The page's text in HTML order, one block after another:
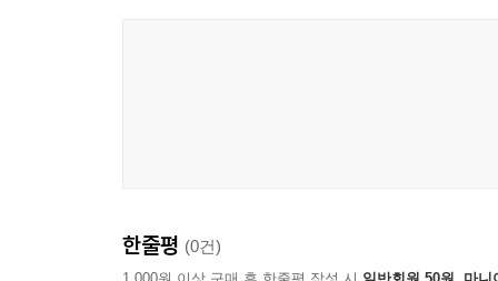
한줄평 (0건)